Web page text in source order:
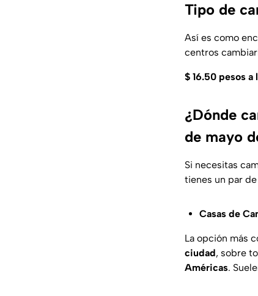
Tipo de
Así es como
centros
$ 16.50 pesos a
¿Dónde
de mayo
Si necesitas
tienes un par
Casas de
La opción más
ciudad, sobre
Américas.